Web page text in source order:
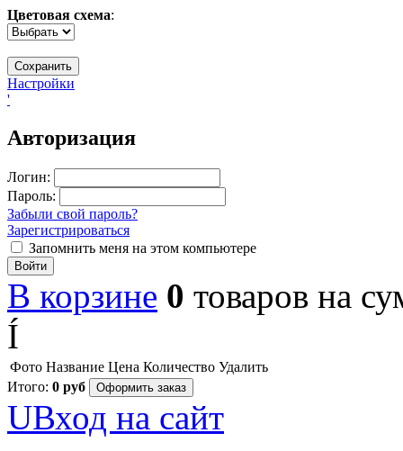
Цветовая схема:
Настройки
'
Авторизация
Логин:
Пароль:
Забыли свой пароль?
Зарегистрироваться
Запомнить меня на этом компьютере
Войти
В корзине 0 товаров на
Í
Фото Название Цена Количество Удалить
Итого: 0 руб Оформить заказ
UВход на сайт